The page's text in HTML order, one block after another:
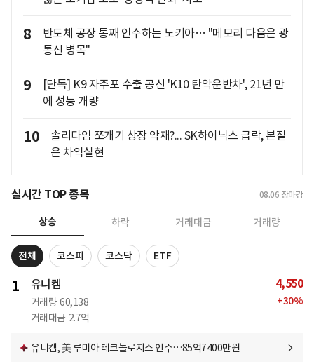
8
반도체 공장 통째 인수하는 노키아… "메모리 다음은 광
통신 병목"
9
[단독] K9 자주포 수출 공신 'K10 탄약운반차', 21년 만
에 성능 개량
10
솔리다임 쪼개기 상장 악재?... SK하이닉스 급락, 본질
은 차익실현
실시간 TOP 종목 08.06 장마감
상승 하락 거래대금 거래량
전체 코스피 코스닥 ETF
1 유니켐
거래량 60,138
거래대금 2.7억
4,550
+30%
유니켐, 美 루미아 테크놀로지스 인수…85억7400만원